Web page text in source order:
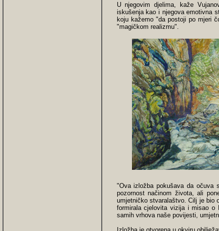
U njegovim djelima, kaže
iskušenja kao i njegova emotivna
koju kažemo "da postoji po mjeri
"magičkom realizmu".
"Ova izložba pokušava da očuva
pozornost načinom života, ali
umjetničko stvaralaštvo. Cilj je bio
formirala cjelovita vizija i misao
samih vrhova naše povijesti,